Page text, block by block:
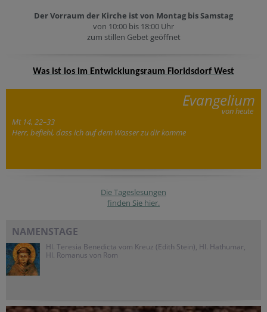
Der Vorraum der Kirche ist von Montag bis Samstag
von 10:00 bis 18:00 Uhr
zum stillen Gebet geöffnet
Was ist los im Entwicklungsraum Floridsdorf West
Evangelium
von heute
Mt 14, 22–33
Herr, befiehl, dass ich auf dem Wasser zu dir komme
Die Tageslesungen
finden Sie hier.
NAMENSTAGE
Hl. Teresia Benedicta vom Kreuz (Edith Stein), Hl. Hathumar,
Hl. Romanus von Rom